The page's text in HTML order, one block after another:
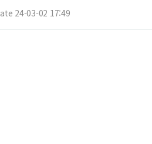
24-03-02 17:49